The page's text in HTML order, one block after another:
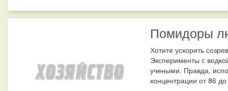
Помидоры
Хотите ускорить
Эксперименты с
учеными. Правда,
концентрации от 86